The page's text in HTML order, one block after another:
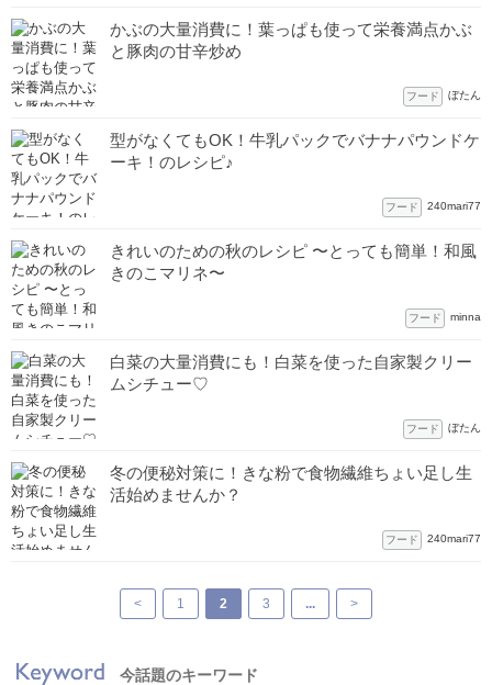
かぶの大量消費に！葉っぱも使って栄養満点かぶ
と豚肉の甘辛炒め
フード ぼたん
型がなくてもOK！牛乳パックでバナナパウンドケ
ーキ！のレシピ♪
フード 240mari77
きれいのための秋のレシピ 〜とっても簡単！和風
きのこマリネ〜
フード minna
白菜の大量消費にも！白菜を使った自家製クリー
ムシチュー♡
フード ぼたん
冬の便秘対策に！きな粉で食物繊維ちょい足し生
活始めませんか？
フード 240mari77
< 1 2 3 ... >
今話題のキーワード